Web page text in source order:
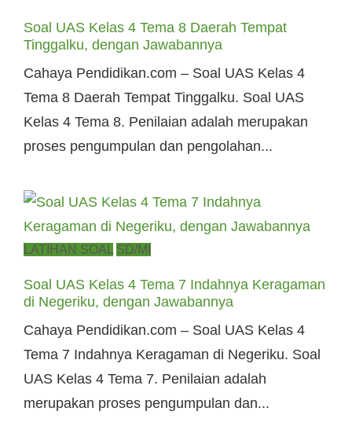
Soal UAS Kelas 4 Tema 8 Daerah Tempat
Tinggalku, dengan Jawabannya
Cahaya Pendidikan.com – Soal UAS Kelas 4
Tema 8 Daerah Tempat Tinggalku. Soal UAS
Kelas 4 Tema 8. Penilaian adalah merupakan
proses pengumpulan dan pengolahan...
Posted
LATIHAN SOAL SD/MI
Soal UAS Kelas 4 Tema 7 Indahnya Keragaman
di Negeriku, dengan Jawabannya
Cahaya Pendidikan.com – Soal UAS Kelas 4
Tema 7 Indahnya Keragaman di Negeriku. Soal
UAS Kelas 4 Tema 7. Penilaian adalah
merupakan proses pengumpulan dan...